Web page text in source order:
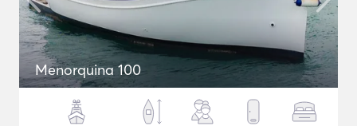
Menorquina 100